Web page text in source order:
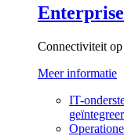
Enterprise
Connectiviteit
Meer informatie
IT-